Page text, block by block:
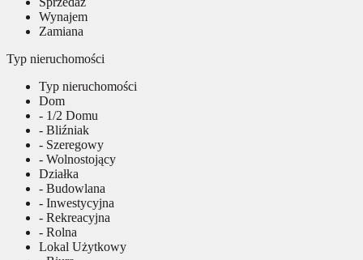
Wynajem
Zamiana
Typ nieruchomości
Typ nieruchomości
Dom
- 1/2 Domu
- Bliźniak
- Szeregowy
- Wolnostojący
Działka
- Budowlana
- Inwestycyjna
- Rekreacyjna
- Rolna
Lokal Użytkowy